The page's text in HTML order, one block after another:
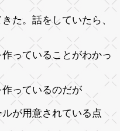
た。話をしていたら、
っていることがわかっ
っているのだが
が用意されている点